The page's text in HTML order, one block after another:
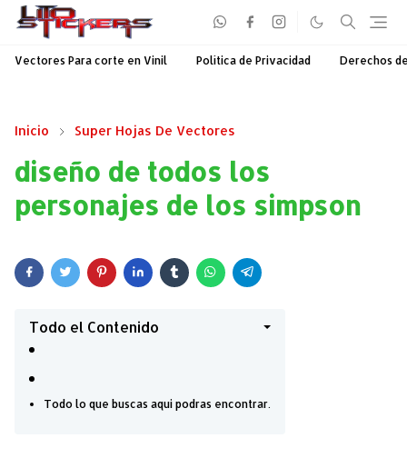
Vectores Para corte en Vinil Política de Privacidad Derechos
Inicio Super Hojas De Vectores
diseño de todos los
personajes de los simpson
Todo el Contenido
Todo lo que buscas aqui podras encontrar.